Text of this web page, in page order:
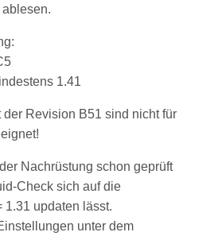
ablesen.
1.41
der Revision B51 sind nicht für
Nachrüstung schon geprüft
Check sich auf die
1.31 updaten lässt.
unter dem